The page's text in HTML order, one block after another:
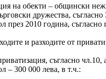
на обекти – общински
дружества, съгласно
през 2010 година,
и разходите от
съгласно чл.10,
– 300 000 лева, в т.ч.: